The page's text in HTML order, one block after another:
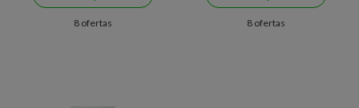
8 ofertas 8 ofertas